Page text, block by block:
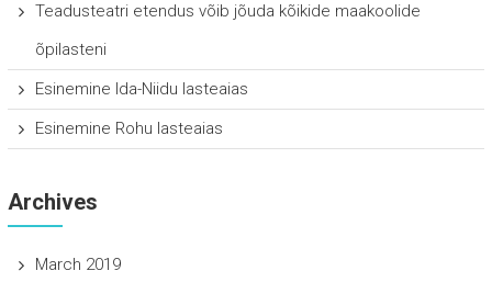
Teadusteatri etendus võib jõuda kõikide maakoolide
õpilasteni
Esinemine Ida-Niidu lasteaias
Esinemine Rohu lasteaias
Archives
March 2019